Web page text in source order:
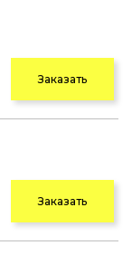
Заказать
Заказать